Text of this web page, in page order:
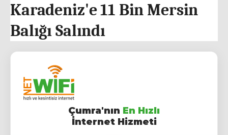
Karadeniz'e 11 Bin Mersin
Balığı Salındı
Çumra'nın En Hızlı
İnternet Hizmeti